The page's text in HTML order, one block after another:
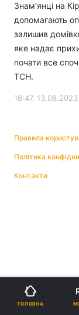
Знам’янці на
допомагають
залишив
яке надає
почати все
ТСН.
16:47, 13.08.2023
Правила
Політика
Контакти
ГОЛОВНА